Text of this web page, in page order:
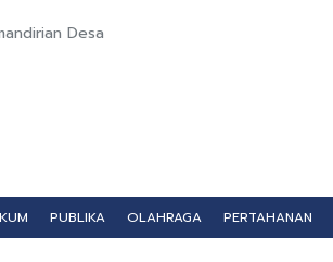
Desa
PUBLIKA OLAHRAGA PERTAHANAN